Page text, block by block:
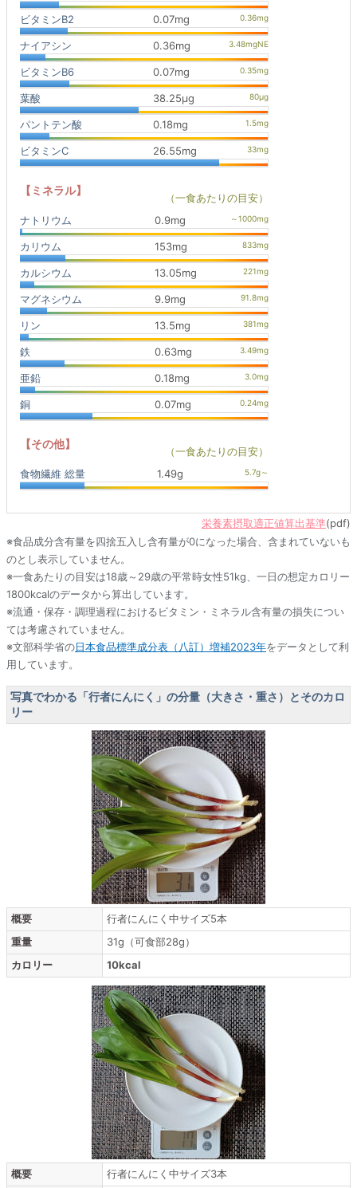
ビタミンB2 0.07mg
ナイアシン 0.36mg
ビタミンB6 0.07mg
葉酸 38.25μg
パントテン酸 0.18mg
ビタミンC 26.55mg
【ミネラル】
（一食あたりの目安）
ナトリウム
0.9mg
カリウム 153mg
カルシウム 13.05mg
マグネシウム 9.9mg
リン 13.5mg
鉄 0.63mg
亜鉛 0.18mg
銅 0.07mg
【その他】
（一食あたりの目安）
食物繊維 総量
1.49g
栄養素摂取適正値算出基準(pdf)
※食品成分含有量を四捨五入し含有量が0になった場合、含まれていないも
のとし表示していません。
※一食あたりの目安は18歳～29歳の平常時女性51kg、一日の想定カロリー
1800kcalのデータから算出しています。
※流通・保存・調理過程におけるビタミン・ミネラル含有量の損失につい
ては考慮されていません。
※文部科学省の日本食品標準成分表（八訂）増補2023年をデータとして利
用しています。
写真でわかる「行者にんにく」の分量（大きさ・重さ）とそのカロ
リー
概要
行者にんにく中サイズ5本
重量
31g（可食部28g）
カロリー
10kcal
概要
行者にんにく中サイズ3本